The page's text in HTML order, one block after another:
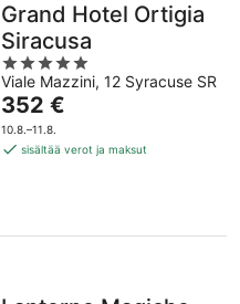
Grand Hotel Ortigia
Siracusa
5
out
of
5
Viale Mazzini, 12 Syracuse SR
Hinta
on
352 €
352 €
10.8.–11.8.
sisältää verot ja maksut